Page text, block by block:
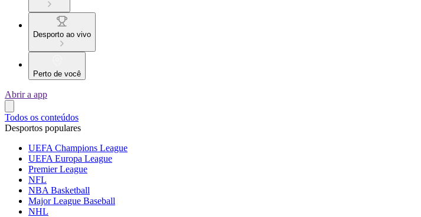
Desporto ao vivo
Perto de você
Abrir a app
Todos os conteúdos
Desportos populares
UEFA Champions League
UEFA Europa League
Premier League
NFL
NBA Basketball
Major League Baseball
NHL